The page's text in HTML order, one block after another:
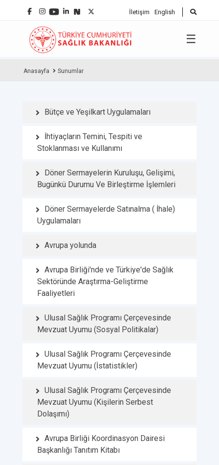
İletişim English
☰
Anasayfa Sunumlar
Bütçe ve Yeşilkart Uygulamaları
İhtiyaçların Temini, Tespiti ve
Stoklanması ve Kullanımı
Döner Sermayelerin Kuruluşu, Gelişimi,
Bugünkü Durumu Ve Birleştirme İşlemleri
Döner Sermayelerde Satınalma ( İhale)
Uygulamaları
Avrupa yolunda
Avrupa Birliği'nde ve Türkiye'de Sağlık
Sektöründe Araştırma-Geliştirme
Faaliyetleri
Ulusal Sağlık Programı Çerçevesinde
Mevzuat Uyumu (Sosyal Politikalar)
Ulusal Sağlık Programı Çerçevesinde
Mevzuat Uyumu (İstatistikler)
Ulusal Sağlık Programı Çerçevesinde
Mevzuat Uyumu (Kişilerin Serbest
Dolaşımı)
Avrupa Birliği Koordinasyon Dairesi
Başkanlığı Tanıtım Kitabı